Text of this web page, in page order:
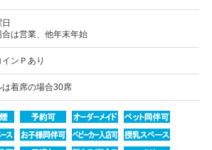
合は営業、他年末年始
ンＰあり
は着席の場合30席